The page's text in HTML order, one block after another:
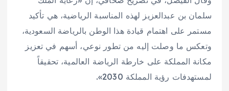
سلمان بن عبدالعزيز لهذه المناسبة الرياضية، هي تأكيد
مستمر على اهتمام قيادة هذا الوطن بالرياضة السعودية،
وتعكس ما وصلت إليه من تطور نوعي، أسهم في تعزيز
مكانة المملكة على خارطة الرياضة العالمية، تحقيقاً
لمستهدفات رؤية المملكة 2030».